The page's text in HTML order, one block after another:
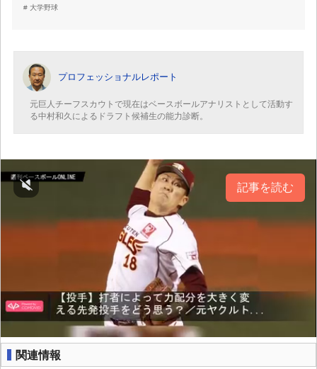
大学野球
プロフェッショナルレポート
元巨人チーフスカウトで現在はベースボールアナリストとして活動す
る中村和久によるドラフト候補生の能力診断。
記事を読む
関連情報